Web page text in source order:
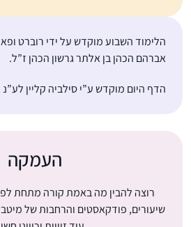
הלימוד השבוע מוקדש על ידי רוברט
אברהם הכהן בן אלתר גרשון הכהן ז”ל.
הדף היום מוקדש ע”י סילביה קליין לע”נ
העמקה
רוצה להבין מה באמת קורה מתחת
שיעורים, פודקאסטים והרחבות של